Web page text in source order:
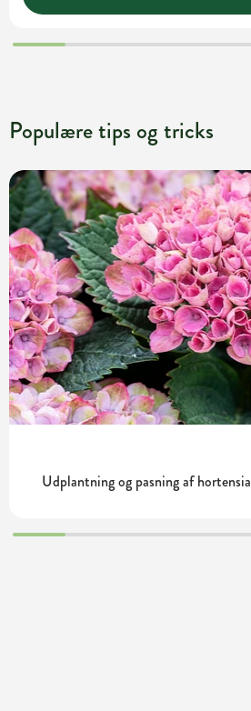
Populære tips og tricks
Udplantning og pasning af hortensia